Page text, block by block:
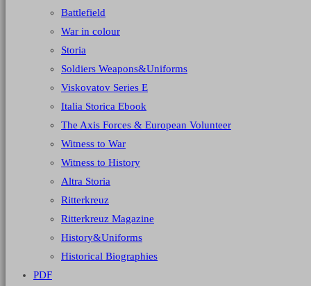
Battlefield
War in colour
Storia
Soldiers Weapons&Uniforms
Viskovatov Series E
Italia Storica Ebook
The Axis Forces & European Volunteer
Witness to War
Witness to History
Altra Storia
Ritterkreuz
Ritterkreuz Magazine
History&Uniforms
Historical Biographies
PDF